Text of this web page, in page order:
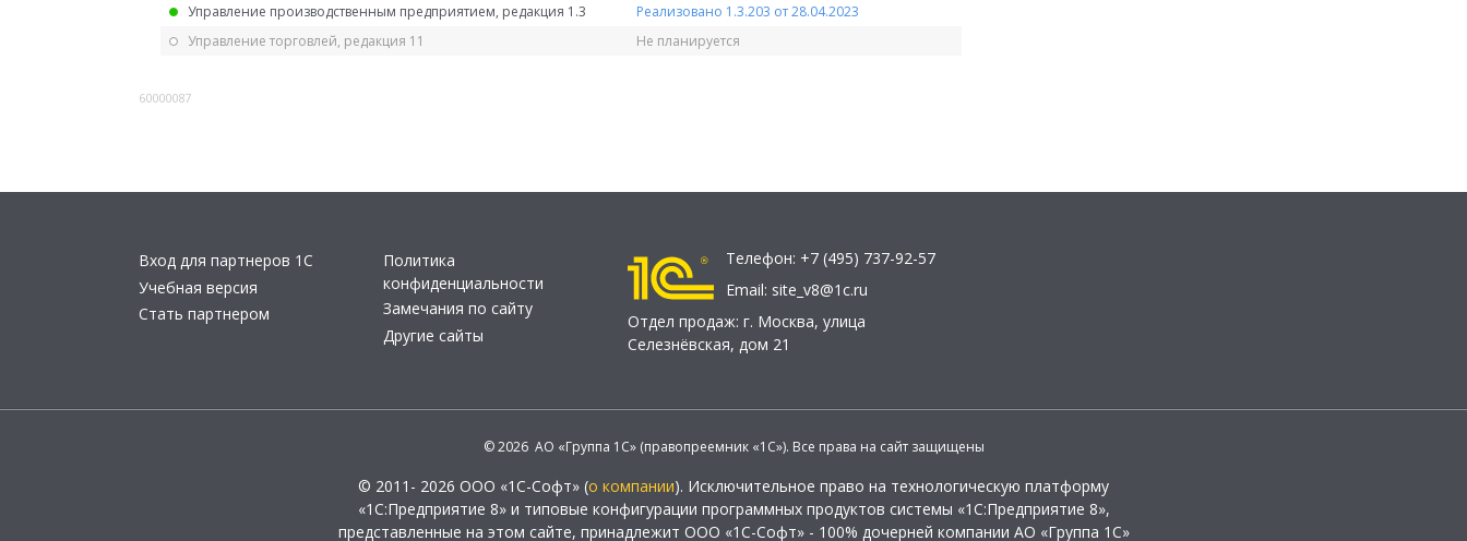
Управление производственным предприятием, редакция 1.3
Реализовано 1.3.203 от 28.04.2023
Управление торговлей, редакция 11
Не планируется
60000087
Вход для партнеров 1С
Учебная версия
Стать партнером
Политика
конфиденциальности
Замечания по сайту
Другие сайты
Телефон: +7 (495) 737-92-57
Email: site_v8@1c.ru
Отдел продаж: г. Москва, улица
Селезнёвская, дом 21
© 2026 АО «Группа 1С» (правопреемник «1С»). Все права на сайт защищены
© 2011- 2026 ООО «1С-Софт» (о компании). Исключительное право на технологическую платформу
«1С:Предприятие 8» и типовые конфигурации программных продуктов системы «1С:Предприятие 8»,
представленные на этом сайте, принадлежит ООО «1С-Софт» - 100% дочерней компании АО «Группа 1С»